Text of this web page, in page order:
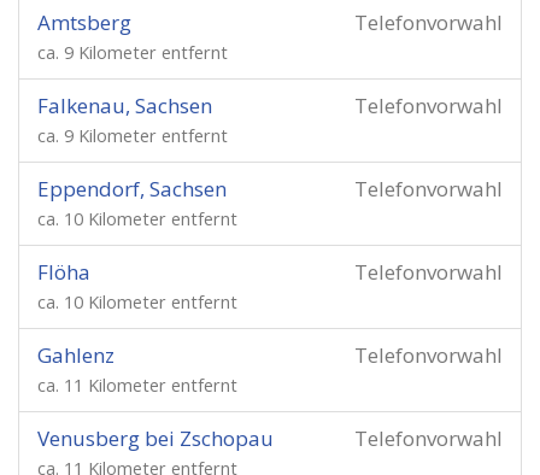
Telefonvorwahl
Amtsberg
ca. 9 Kilometer entfernt
Telefonvorwahl
Falkenau, Sachsen
ca. 9 Kilometer entfernt
Telefonvorwahl
Eppendorf, Sachsen
ca. 10 Kilometer entfernt
Telefonvorwahl
Flöha
ca. 10 Kilometer entfernt
Telefonvorwahl
Gahlenz
ca. 11 Kilometer entfernt
Telefonvorwahl
Venusberg bei Zschopau
ca. 11 Kilometer entfernt